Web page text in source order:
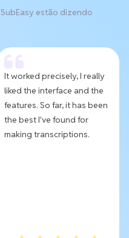
estão dizendo
It worked precisely, I really
liked the interface and the
features. So far, it has been
the best I've found for
making transcriptions.